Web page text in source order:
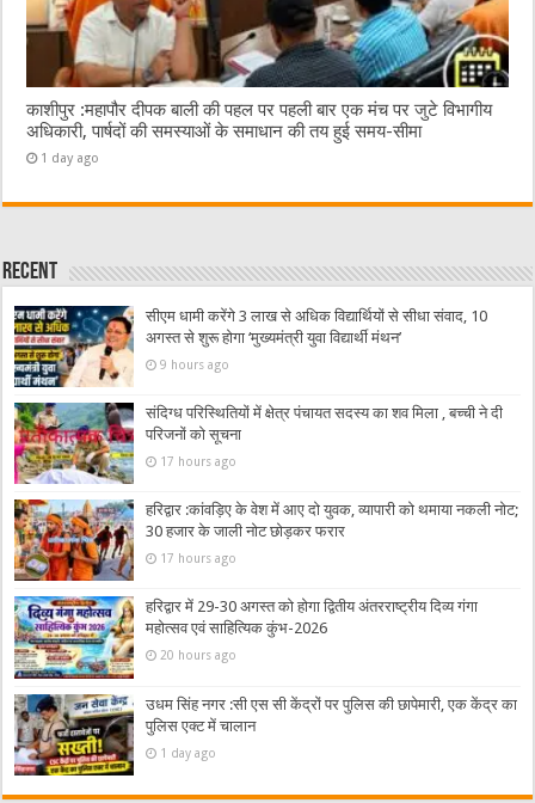
काशीपुर :महापौर दीपक बाली की पहल पर पहली बार एक मंच पर जुटे विभागीय
अधिकारी, पार्षदों की समस्याओं के समाधान की तय हुई समय-सीमा
1 day ago
Recent
सीएम धामी करेंगे 3 लाख से अधिक विद्यार्थियों से सीधा संवाद, 10
अगस्त से शुरू होगा ‘मुख्यमंत्री युवा विद्यार्थी मंथन’
9 hours ago
संदिग्ध परिस्थितियों में क्षेत्र पंचायत सदस्य का शव मिला , बच्ची ने दी
परिजनों को सूचना
17 hours ago
हरिद्वार :कांवड़िए के वेश में आए दो युवक, व्यापारी को थमाया नकली नोट;
30 हजार के जाली नोट छोड़कर फरार
17 hours ago
हरिद्वार में 29-30 अगस्त को होगा द्वितीय अंतरराष्ट्रीय दिव्य गंगा
महोत्सव एवं साहित्यिक कुंभ-2026
20 hours ago
उधम सिंह नगर :सी एस सी केंद्रों पर पुलिस की छापेमारी, एक केंद्र का
पुलिस एक्ट में चालान
1 day ago